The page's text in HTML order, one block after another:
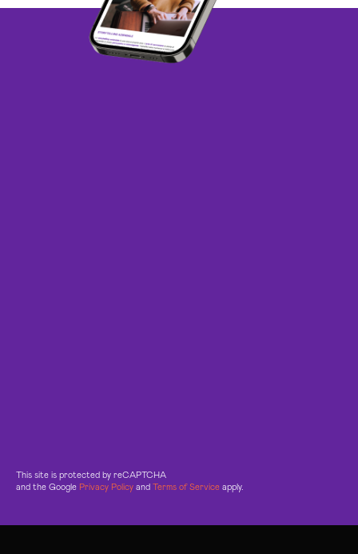
This site is protected by reCAPTCHA
and the Google Privacy Policy and Terms of Service apply.